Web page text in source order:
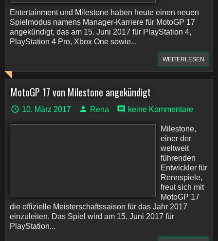
Entertainment und Milestone haben heute einen neuen
Spielmodus namens Manager-Karriere für MotoGP 17
angekündigt, das am 15. Juni 2017 für PlayStation 4,
PlayStation 4 Pro, Xbox One sowie...
WEITERLESEN
MotoGP 17 von Milestone angekündigt
10. März 2017 Rena keine Kommentare
Milestone,
einer der
weltweit
führenden
Entwickler für
Rennspiele,
freut sich mit
MotoGP 17
die offizielle Meisterschaftssaison für das Jahr 2017
einzuleiten. Das Spiel wird am 15. Juni 2017 für
PlayStation...